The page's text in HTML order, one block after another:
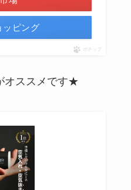
ッピング
ポチップ
オススメです★